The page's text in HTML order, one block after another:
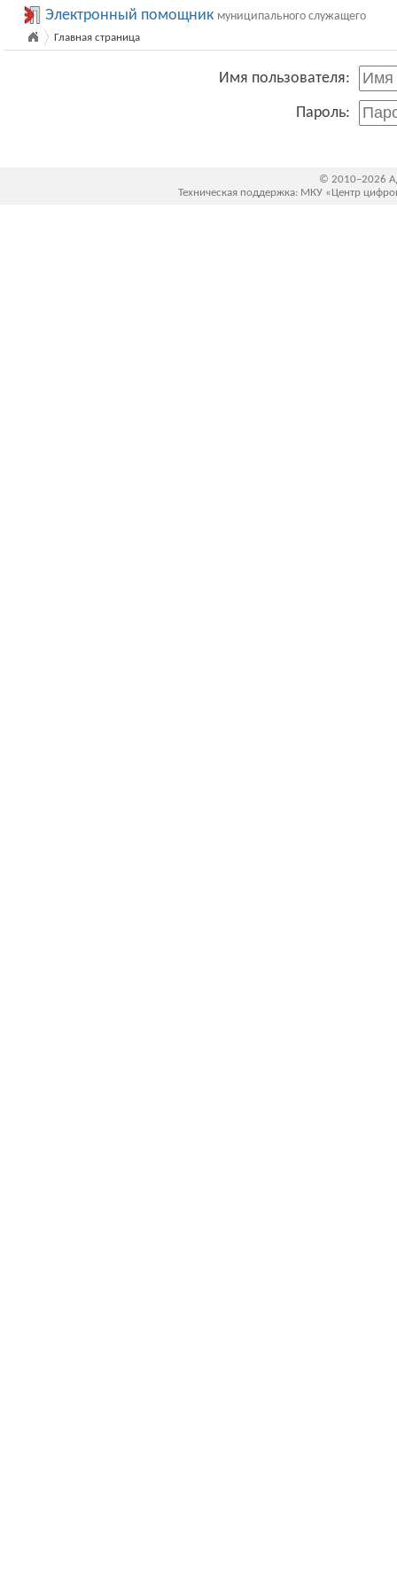
Электронный помощник муниципального служащего
Главная страница
Имя пользователя:
Пароль:
© 2010–2026
Техническая поддержка: МКУ «Центр